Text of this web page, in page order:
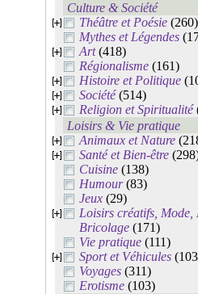
Culture & Société
Théâtre et Poésie (260)
Mythes et Légendes
Art(418)
Régionalisme (161)
Histoire et Politique
Société(514)
Religion et Spiritualité
Loisirs & Vie pratique
Animaux et Nature
Santé et Bien-être
Cuisine (138)
Humour(83)
Jeux (29)
Loisirs créatifs, Mode,
Bricolage (171)
Vie pratique (111)
Sport et Véhicules
Voyages (311)
Erotisme (103)